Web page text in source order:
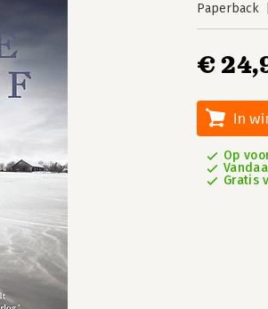
Paperback
€
In
Op
Gratis